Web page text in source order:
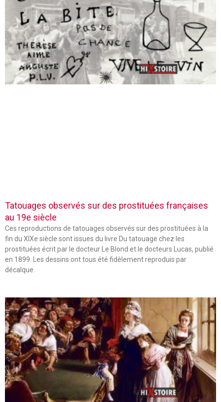
Tatouages observés sur des prostituées françaises
au 19e siècle
Ces reproductions de tatouages observés sur des prostituées à la
fin du XIXe siècle sont issues du livre Du tatouage chez les
prostituées écrit par le docteur Le Blond et le docteurs Lucas, publié
en 1899. Les dessins ont tous été fidèlement reproduis par
décalque.